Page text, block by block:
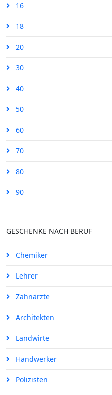
16
18
20
30
40
50
60
70
80
90
GESCHENKE NACH BERUF
Chemiker
Lehrer
Zahnärzte
Architekten
Landwirte
Handwerker
Polizisten